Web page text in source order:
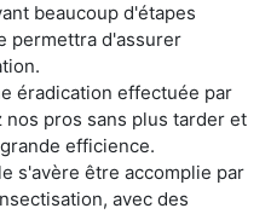
beaucoup d'étapes
permettra d'assurer
éradication effectuée par
pros sans plus tarder et
efficience.
s'avère être accomplie par
avec des